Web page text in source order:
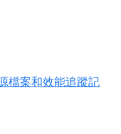
檔案和效能追蹤記